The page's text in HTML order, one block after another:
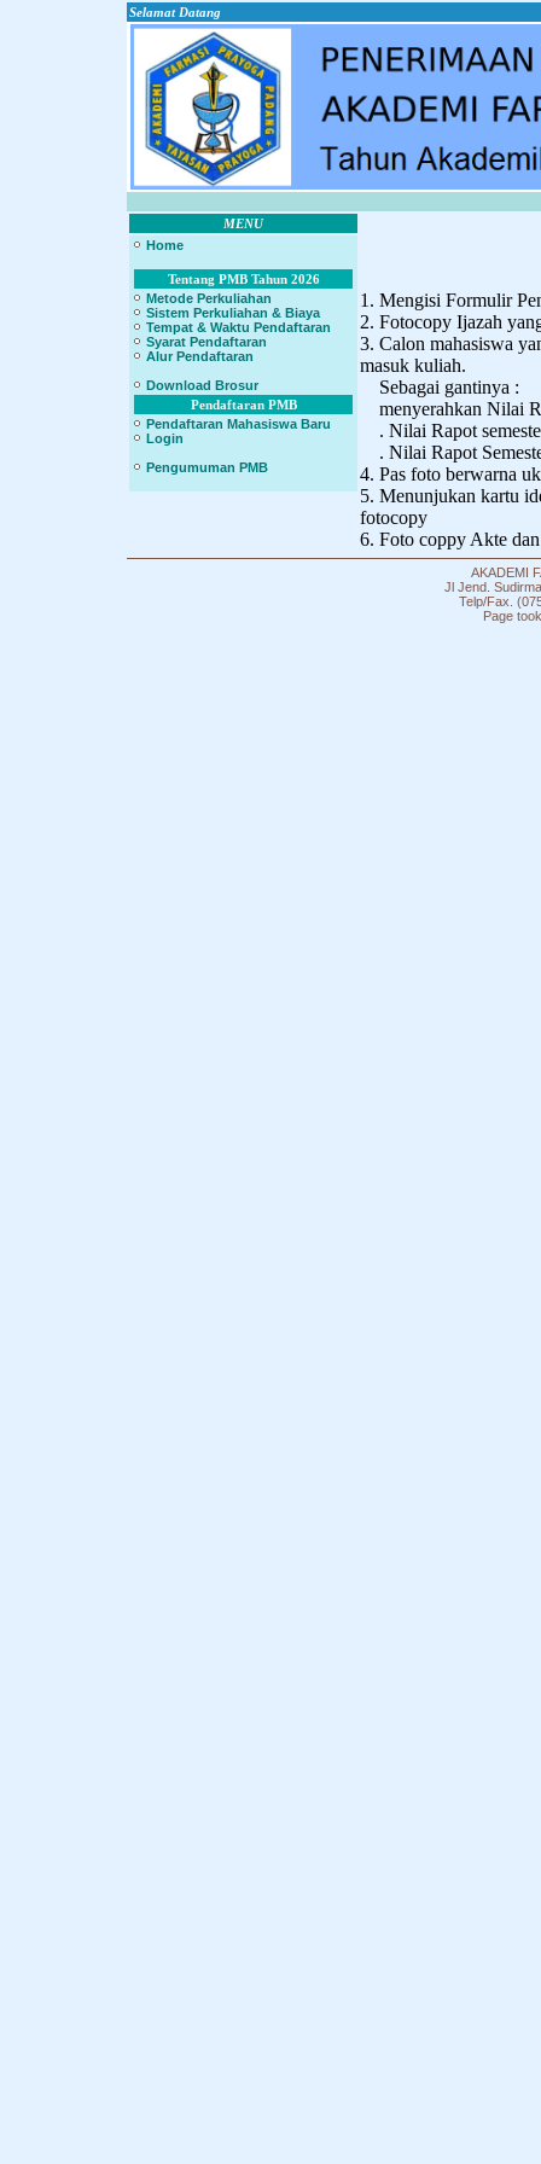
Selamat Datang
MENU
Home
Tentang PMB Tahun 2026
Metode Perkuliahan
Sistem Perkuliahan & Biaya
Tempat & Waktu Pendaftaran
Syarat Pendaftaran
Alur Pendaftaran
Download Brosur
Pendaftaran PMB
Pendaftaran Mahasiswa Baru
Login
Pengumuman PMB
1. Mengisi Formulir
2. Fotocopy Ijazah
3. Calon mahasiswa
masuk kuliah.
Sebagai gantinya :
menyerahkan Nilai
. Nilai Rapot
. Nilai Rapot
4. Pas foto berwarna
5. Menunjukan kartu
fotocopy
6. Foto coppy Akte
AKADEMI
Jl Jend.
Telp/Fax.
Page